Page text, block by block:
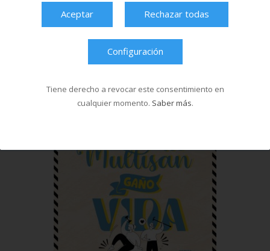
Aceptar Rechazar todas
Configuración
Tiene derecho a revocar este consentimiento en
cualquier momento. Saber más.